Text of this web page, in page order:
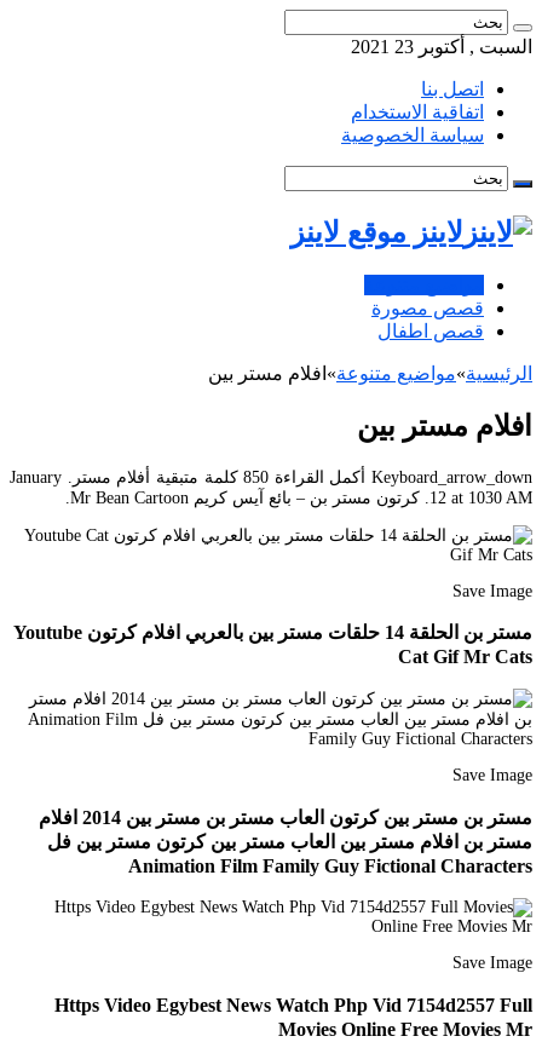
السبت , أكتوبر 23 2021
اتصل بنا
اتفاقية الاستخدام
سياسة الخصوصية
لاينز موقع لاينز
قصص مصورة
قصص اطفال
الرئيسية»مواضيع متنوعة» افلام مستر بين
افلام مستر بين
Keyboard_arrow_down أكمل القراءة 850 كلمة متبقية أفلام مستر. January
12 at 1030 AM. كرتون مستر بن – بائع آيس كريم Mr Bean Cartoon.
Save Image
مستر بن الحلقة 14 حلقات مستر بين بالعربي افلام كرتون Youtube
Cat Gif Mr Cats
Save Image
مستر بن مستر بين كرتون العاب مستر بن مستر بين 2014 افلام
مستر بن افلام مستر بين العاب مستر بين كرتون مستر بين فل
Animation Film Family Guy Fictional Characters
Save Image
Https Video Egybest News Watch Php Vid 7154d2557 Full
Movies Online Free Movies Mr